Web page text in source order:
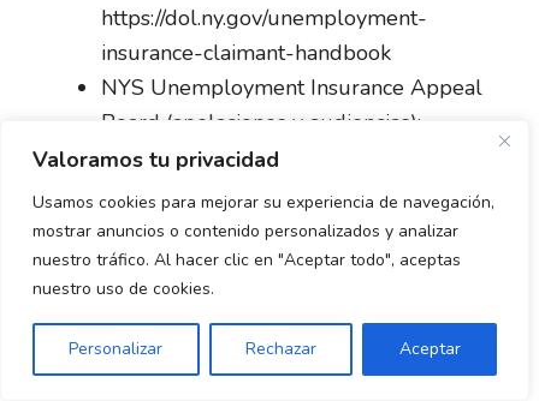
Valoramos tu privacidad
Usamos cookies para mejorar su experiencia de navegación,
mostrar anuncios o contenido personalizados y analizar
nuestro tráfico. Al hacer clic en "Aceptar todo", aceptas
nuestro uso de cookies.
Personalizar Rechazar Aceptar
https://dol.ny.gov/unemployment-
insurance-claimant-handbook
NYS Unemployment Insurance Appeal
Board (apelaciones y audiencias):
https://uiappeals.ny.gov/
Comisión Federal de Comercio (FTC) —
Reporte el fraude(en español):
https://reportefraude.ftc.gov